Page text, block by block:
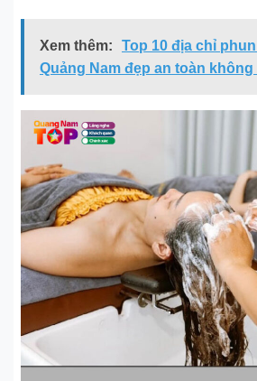
Xem thêm:
Top 10 địa chỉ
Quảng Nam đẹp an toàn không